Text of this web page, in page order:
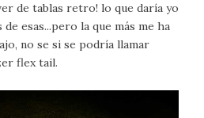
de tablas retro! lo que daría yo
esas...pero la que más me ha
no se si se podría llamar
flex tail.